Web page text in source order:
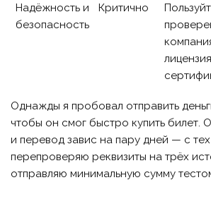
Надёжность и
безопасность
Критично
Однажды я пробовал отправить
чтобы он смог быстро купить билет.
и перевод завис на пару дней — с
перепроверяю реквизиты на трёх
отправляю минимальную сумму